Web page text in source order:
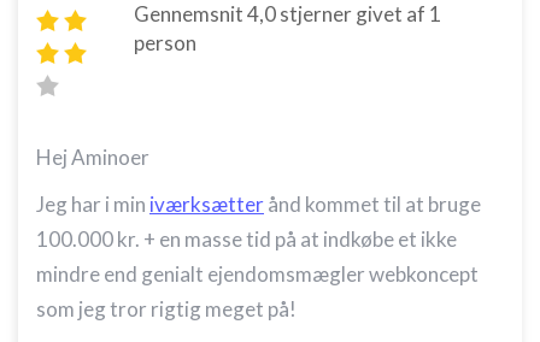
Gennemsnit4,0stjerner givet af 1
person
Hej Aminoer
Jeg har i min iværksætterånd kommet til at bruge
100.000 kr. + en masse tid på at indkøbe et ikke
mindre end genialt ejendomsmægler webkoncept
som jeg tror rigtig meget på!